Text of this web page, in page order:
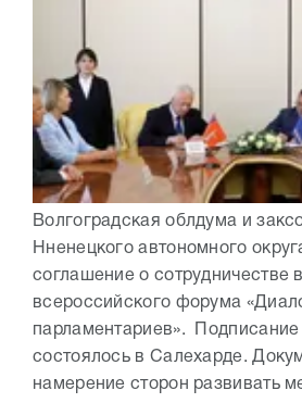
Волгоградская облдума и
Нненецкого автономного
соглашение о сотрудничестве
всероссийского форума
парламентариев». Подписание
состоялось в Салехарде.
намерение сторон развивать